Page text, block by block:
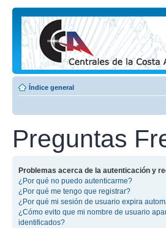
Índice general
Preguntas
Problemas acerca de la autenticación y
¿Por qué no puedo autenticarme?
¿Por qué me tengo que registrar?
¿Por qué mi sesión de usuario expira
¿Cómo evito que mi nombre de usuario
identificados?